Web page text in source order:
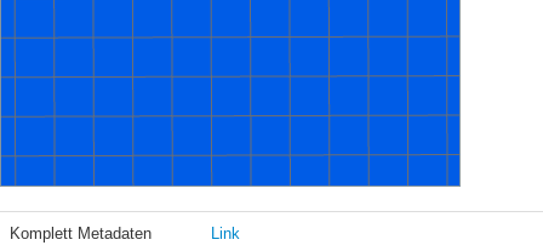
Komplett Metadaten Link